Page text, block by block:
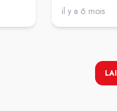
il y a 6 mois